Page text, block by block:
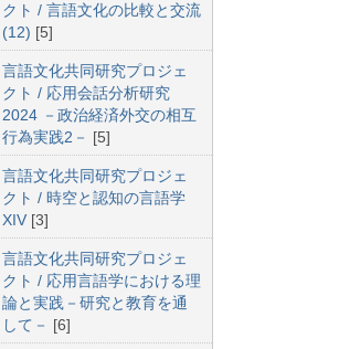
クト / 言語文化の比較と交流
(12) [5]
言語文化共同研究プロジェ
クト / 応用会話分析研究
2024 －政治経済外交の相互
行為実践2－ [5]
言語文化共同研究プロジェ
クト / 時空と認知の言語学
XIV [3]
言語文化共同研究プロジェ
クト / 応用言語学における理
論と実践－研究と教育を通
して－ [6]